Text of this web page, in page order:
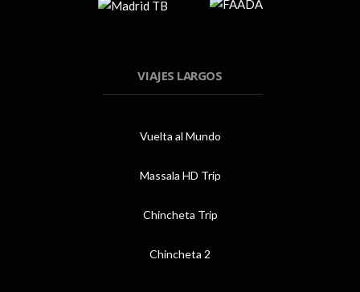
VIAJES LARGOS
Vuelta al Mundo
Massala HD Trip
Chincheta Trip
Chincheta 2